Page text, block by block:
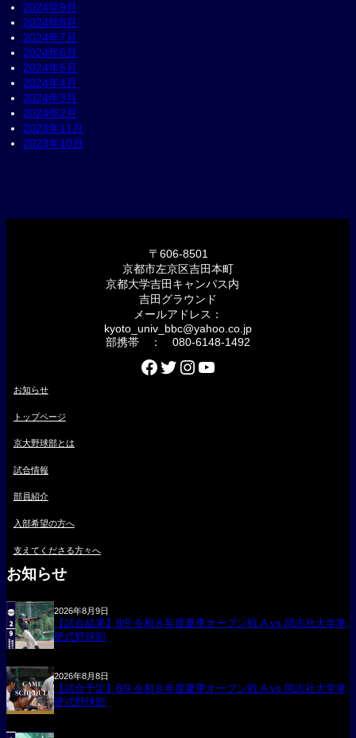
2024年9月
2024年8月
2024年7月
2024年6月
2024年5月
2024年4月
2024年3月
2024年2月
2023年11月
2023年10月
〒606-8501
京都市左京区吉田本町
京都大学吉田キャンパス内
吉田グラウンド
メールアドレス：
kyoto_univ_bbc@yahoo.co.jp
部携帯 ： 080-6148-1492
Facebook Twitter Instagram YouTube
お知らせ
トップページ
京大野球部とは
試合情報
部員紹介
入部希望の方へ
支えてくださる方々へ
お知らせ
2026年8月9日
【試合結果】8/9 令和８年度夏季オープン戦 A vs 同志社大学準
硬式野球部
2026年8月8日
【試合予定】8/9 令和８年度夏季オープン戦 A vs 同志社大学準
硬式野球部